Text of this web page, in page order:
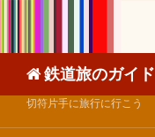
鉄道旅のガイド
切符片手に旅行に行こう